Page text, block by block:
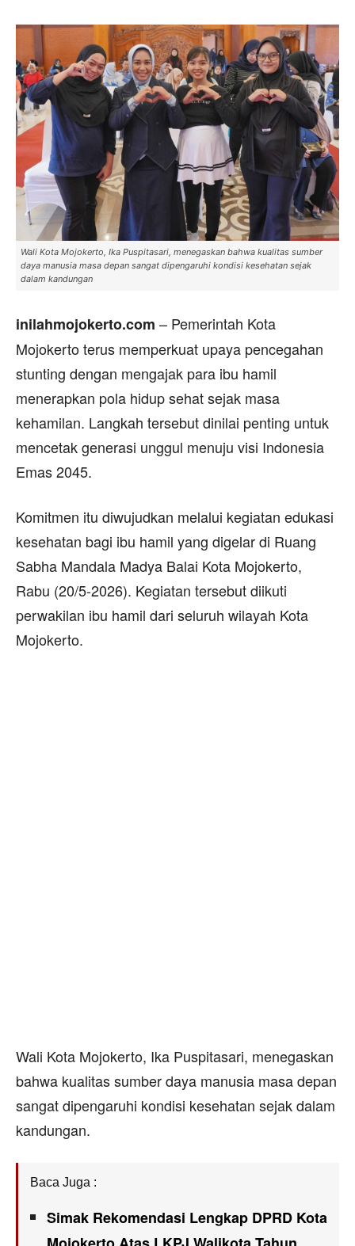
Wali Kota Mojokerto, Ika Puspitasari, menegaskan bahwa kualitas sumber
daya manusia masa depan sangat dipengaruhi kondisi kesehatan sejak
dalam kandungan
inilahmojokerto.com – Pemerintah Kota
Mojokerto terus memperkuat upaya pencegahan
stunting dengan mengajak para ibu hamil
menerapkan pola hidup sehat sejak masa
kehamilan. Langkah tersebut dinilai penting untuk
mencetak generasi unggul menuju visi Indonesia
Emas 2045.
Komitmen itu diwujudkan melalui kegiatan edukasi
kesehatan bagi ibu hamil yang digelar di Ruang
Sabha Mandala Madya Balai Kota Mojokerto,
Rabu (20/5-2026). Kegiatan tersebut diikuti
perwakilan ibu hamil dari seluruh wilayah Kota
Mojokerto.
Wali Kota Mojokerto, Ika Puspitasari, menegaskan
bahwa kualitas sumber daya manusia masa depan
sangat dipengaruhi kondisi kesehatan sejak dalam
kandungan.
Baca Juga :
Simak Rekomendasi Lengkap DPRD Kota